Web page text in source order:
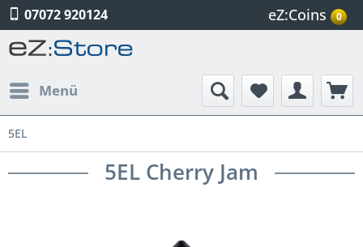
07072 920124 eZ:Coins 0
Menü
5EL
5EL Cherry Jam